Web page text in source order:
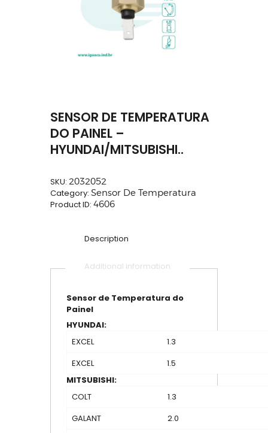
SENSOR DE TEMPERATURA
DO PAINEL –
HYUNDAI/MITSUBISHI..
SKU: 2032052
Category: Sensor De Temperatura
Product ID: 4606
Description
Additional information
Sensor de Temperatura do
Painel
HYUNDAI:
EXCEL
1.3
EXCEL
1.5
MITSUBISHI:
COLT
1.3
GALANT
2.0